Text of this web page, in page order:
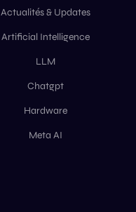
Actualités & Updates
Artificial Intelligence
LLM
Chatgpt
Hardware
Meta AI